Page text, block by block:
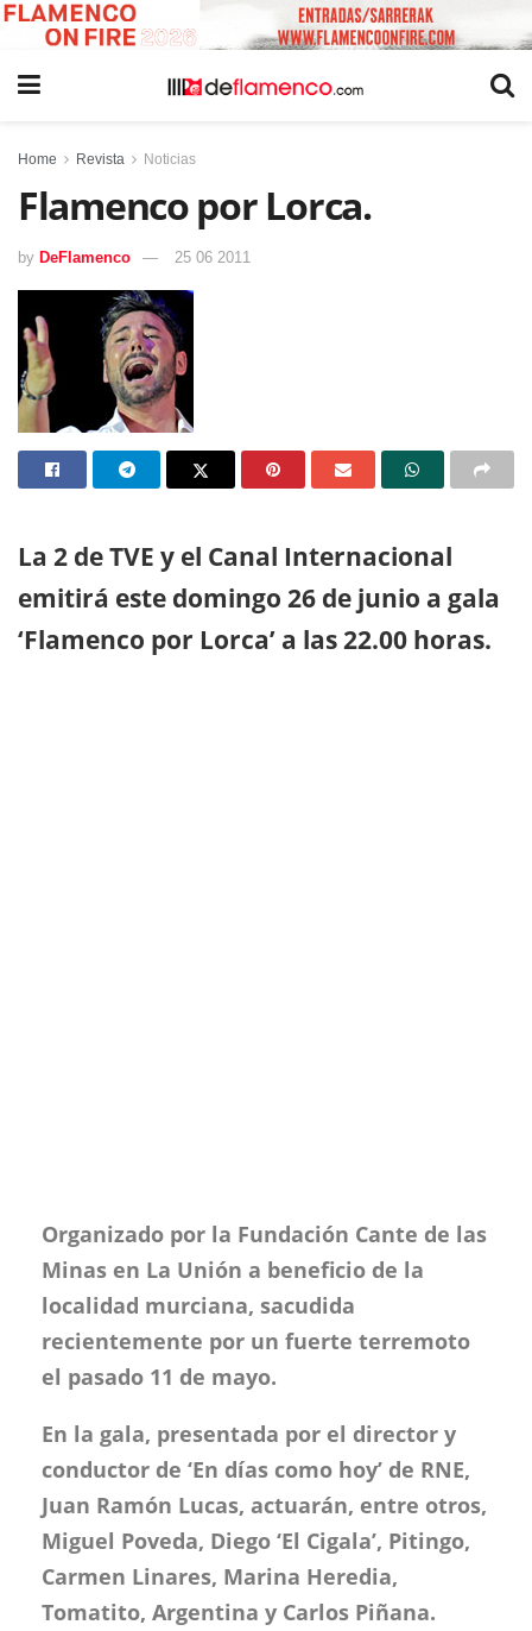
Home Revista Noticias
Flamenco por Lorca.
by DeFlamenco 25 06 2011
La 2 de TVE y el Canal Internacional
emitirá este domingo 26 de junio a gala
‘Flamenco por Lorca’ a las 22.00 horas.
Organizado por la Fundación Cante de las
Minas en La Unión a beneficio de la
localidad murciana, sacudida
recientemente por un fuerte terremoto
el pasado 11 de mayo.
En la gala, presentada por el director y
conductor de ‘En días como hoy’ de RNE,
Juan Ramón Lucas, actuarán, entre otros,
Miguel Poveda, Diego ‘El Cigala’, Pitingo,
Carmen Linares, Marina Heredia,
Tomatito, Argentina y Carlos Piñana.